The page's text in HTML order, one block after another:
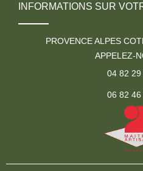
INFORMATIONS SUR
PROVENCE ALPES
APPELEZ-
04 82
06 82 46